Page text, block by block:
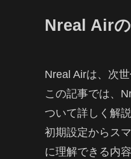
Nreal Air
Nreal Airは、次
この記事では、
ついて詳しく解説
初期設定からス
に理解できる内